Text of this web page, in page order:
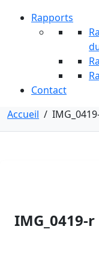
Rapports
Contact
Accueil /
IMG_0419-r